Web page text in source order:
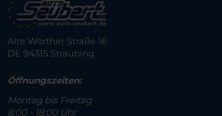
Alte Wörther Straße 16
DE 94315 Straubing
Öffnungszeiten:
Montag bis Freitag
8:00 - 18:00 Uhr